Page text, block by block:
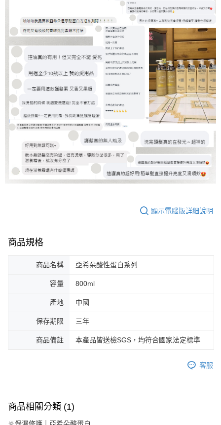
顯示電腦版詳細說明
商品規格
商品名稱 亞希朵酸性蛋白系列
容量 800ml
產地 中國
保存期限 三年
商品備註 本產品皆送檢SGS，均符合國家法定標準
客服
商品相關分類 (1)